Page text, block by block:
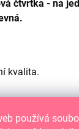
používá
čtvrtka - na
kvalita.